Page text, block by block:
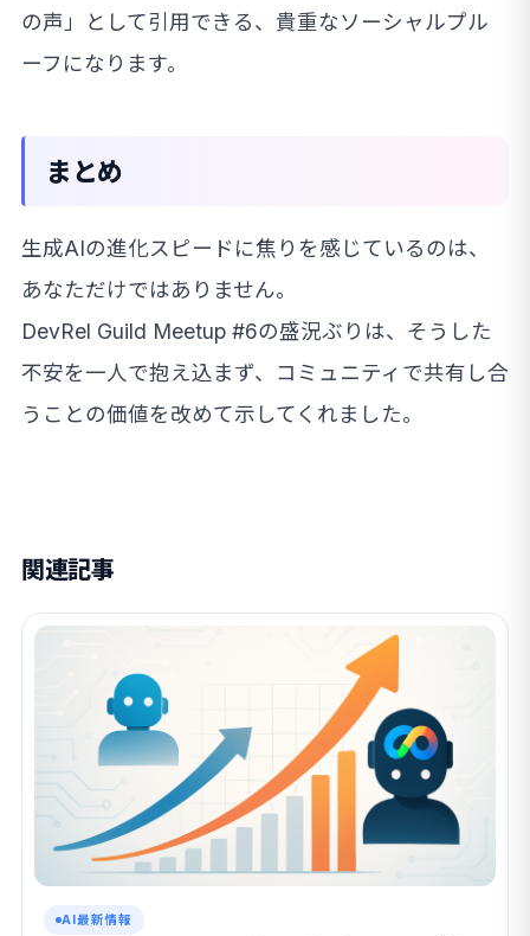
の声」として引用できる、貴重なソーシャルプル
ーフになります。
まとめ
生成AIの進化スピードに焦りを感じているのは、
あなただけではありません。
DevRel Guild Meetup #6の盛況ぶりは、そうした
不安を一人で抱え込まず、コミュニティで共有し合
うことの価値を改めて示してくれました。
関連記事
AI最新情報